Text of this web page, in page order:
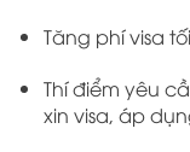
Tăng phí visa
Thí điểm yêu
xin visa, áp